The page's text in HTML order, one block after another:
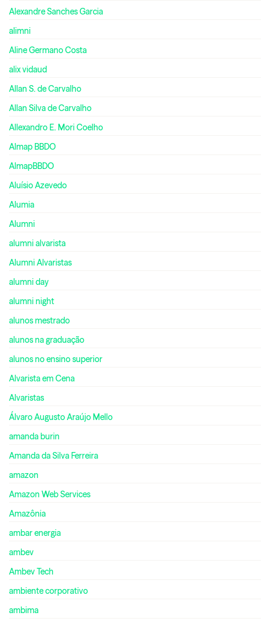
Alexandre Sanches Garcia
alimni
Aline Germano Costa
alix vidaud
Allan S. de Carvalho
Allan Silva de Carvalho
Allexandro E. Mori Coelho
Almap BBDO
AlmapBBDO
Aluísio Azevedo
Alumia
Alumni
alumni alvarista
Alumni Alvaristas
alumni day
alumni night
alunos mestrado
alunos na graduação
alunos no ensino superior
Alvarista em Cena
Alvaristas
Álvaro Augusto Araújo Mello
amanda burin
Amanda da Silva Ferreira
amazon
Amazon Web Services
Amazônia
ambar energia
ambev
Ambev Tech
ambiente corporativo
ambima